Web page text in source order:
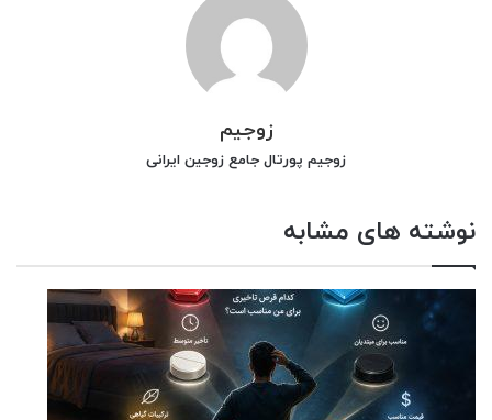
زوجیم
زوجیم پورتال جامع زوجین ایرانی
نوشته های مشابه